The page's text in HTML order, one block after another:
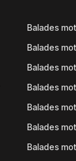
Balades
Balades
Balades
Balades
Balades
Balades
Balades